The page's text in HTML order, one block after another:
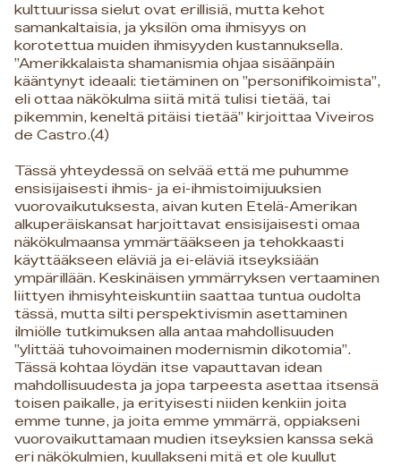
kulttuurissa sielut ovat erillisiä, mutta kehot
samankaltaisia, ja yksilön oma ihmisyys on
korotettua muiden ihmisyyden kustannuksella.
”Amerikkalaista shamanismia ohjaa sisäänpäin
kääntynyt ideaali: tietäminen on ”personifikoimista”,
eli ottaa näkökulma siitä mitä tulisi tietää, tai
pikemmin, keneltä pitäisi tietää” kirjoittaa Viveiros
de Castro.(4)
Tässä yhteydessä on selvää että me puhumme
ensisijaisesti ihmis- ja ei-ihmistoimijuuksien
vuorovaikutuksesta, aivan kuten Etelä-Amerikan
alkuperäiskansat harjoittavat ensisijaisesti omaa
näkökulmaansa ymmärtääkseen ja tehokkaasti
käyttääkseen eläviä ja ei-eläviä itseyksiään
ympärillään. Keskinäisen ymmärryksen vertaaminen
liittyen ihmisyhteiskuntiin saattaa tuntua oudolta
tässä, mutta silti perspektivismin asettaminen
ilmiölle tutkimuksen alla antaa mahdollisuuden
”ylittää tuhovoimainen modernismin dikotomia”.
Tässä kohtaa löydän itse vapauttavan idean
mahdollisuudesta ja jopa tarpeesta asettaa itsensä
toisen paikalle, ja erityisesti niiden kenkiin joita
emme tunne, ja joita emme ymmärrä, oppiakseni
vuorovaikuttamaan mudien itseyksien kanssa sekä
eri näkökulmien, kuullakseni mitä et ole kuullut